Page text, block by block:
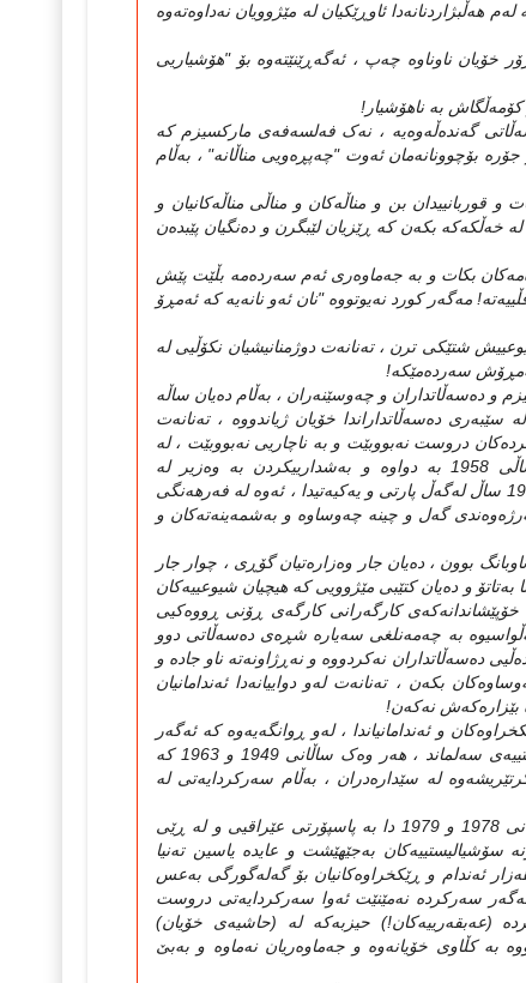
ئاوڕێکیان له‌ مێژوویان نه‌داوه‌ته‌وه‌
خۆیان ناوناوه‌ چه‌پ ، ئه‌گه‌ڕێنێته‌وه‌ بۆ "هۆشیاریی
به‌ ناهۆشیار!
گه‌نده‌ڵه‌وه‌یه‌ ، نه‌ک فه‌لسه‌فه‌ی مارکسیزم که‌
بۆچوونانه‌مان ئه‌وت "چه‌پڕه‌ویی مناڵانه‌" ، به‌ڵام
بن و مناڵه‌کان و مناڵی مناڵه‌کانیان و
خه‌ڵکه‌که‌ بکه‌ن که‌ ڕێزیان لێبگرن و ده‌نگیان پێبده‌ن
بکات و به‌ جه‌ماوه‌ری ئه‌م سه‌رده‌مه‌ بڵێت پێش
مه‌گه‌ر کورد نه‌یوتووه‌ "نان ئه‌و نانه‌یه‌ که‌ ئه‌مڕۆ
شتێکی ترن ، ته‌نانه‌ت دوژمنانیشیان نکۆڵیی له‌
ئه‌مڕۆش سه‌رده‌مێکه‌!
و ده‌سه‌ڵاتداران و چه‌وسێنه‌ران ، به‌ڵام ده‌یان ساڵه‌
سێبه‌ری ده‌سه‌ڵاتداراندا خۆیان ژیاندووه‌ ، ته‌نانه‌ت
دروست نه‌بووبێت و به‌ ناچاریی نه‌بووبێت ، له‌
ده‌سه‌ڵات دورنه‌که‌وتوونه‌ته‌وه‌. نمونه‌ی چه‌پڵه‌لێدان بۆ عه‌بدولکه‌ریم قاسم له‌ ساڵی 1958 به‌ دواوه‌ و به‌شدارییکردن به‌ وه‌زیر له‌
حکومه‌ته‌که‌یدا و دواتر له‌ ساڵی 1973 دا تا 1979 له‌گه‌ڵ به‌عسدا و ئێستاش نزیکه‌ی 19 ساڵ له‌گه‌ڵ پارتی و یه‌کیه‌تیدا ، ئه‌وه‌ له‌ فه‌رهه‌نگی
گه‌ل و چینه‌ چه‌وساوه‌ و به‌شمه‌ینه‌ته‌کان و
بوون ، ده‌یان جار وه‌زاره‌تیان گۆڕی ، چوار جار
و ده‌یان کتێبی مێژوویی که‌ هیچیان شیوعییه‌کان
، به‌ڵام ئه‌وه‌تا له‌ ساڵی 1968 ـه‌وه‌ و له‌ دوای خۆپێشاندانه‌که‌ی کارگه‌رانی کارگه‌ی ڕۆنی ڕووه‌کیی
به‌ چه‌مه‌نلغی سه‌یاره‌ شڕه‌ی ده‌سه‌ڵاتی دوو
ده‌سه‌ڵاتداران نه‌کردووه‌ و نه‌ڕژاونه‌ته‌ ناو جاده‌ و
بکه‌ن ، ته‌نانه‌ت له‌و دواییانه‌دا ئه‌ندامانیان
بێزاره‌که‌ش نه‌که‌ن!
و ئه‌ندامانیاندا ، له‌و ڕوانگه‌یه‌وه‌ که‌ ئه‌گه‌ر
سه‌رکردایه‌تی نه‌مێنێت ئه‌وا له‌ جه‌ماوه‌ره‌که‌وه‌ دروستئه‌بێته‌وه‌ ، مێژووش ئه‌و ڕاستییه‌ی سه‌لماند ، هه‌ر وه‌ک ساڵانی 1949 و 1963 که‌
له ‌سێداره‌دران ، به‌ڵام سه‌رکردایه‌تی له‌
له‌ سه‌رده‌می دوای ئه‌واندا ، ئه‌و ڕاستییه‌ پێچه‌وانه‌ بووه‌وه‌ و سه‌رکرده‌کان له‌ ساڵانی 1978 و 1979 دا به‌ پاسپۆرتی عێراقیی و له‌ ڕێی
سۆشیالیستییه‌کان به‌جێهێشت و عایده‌ یاسین ته‌نیا
ئه‌ندام و ڕێکخراوه‌کانیان بۆ گه‌له‌گورگی به‌عس
ئه‌گه‌ر سه‌رکرده‌ نه‌مێنێت ئه‌وا سه‌رکردایه‌تی دروست
(عه‌بقه‌رییه‌کان!) حیزبه‌که‌ له‌ (حاشیه‌ی خۆیان)
به‌ کڵاوی خۆیانه‌وه‌ و جه‌ماوه‌ریان نه‌ماوه‌ و به‌بێ